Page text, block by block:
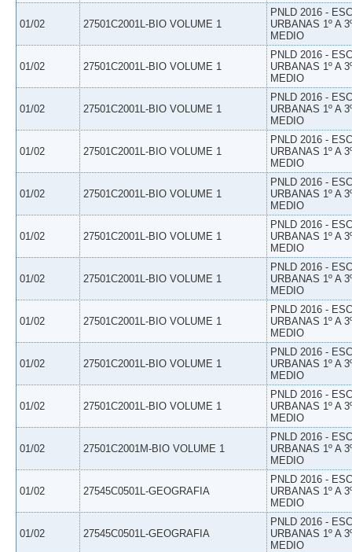
01/02 27501C2001L-BIO VOLUME 1
PNLD 2016 -
URBANAS 1º A
MEDIO
01/02 27501C2001L-BIO VOLUME 1
PNLD 2016 -
URBANAS 1º A
MEDIO
01/02 27501C2001L-BIO VOLUME 1
PNLD 2016 -
URBANAS 1º A
MEDIO
01/02 27501C2001L-BIO VOLUME 1
PNLD 2016 -
URBANAS 1º A
MEDIO
01/02 27501C2001L-BIO VOLUME 1
PNLD 2016 -
URBANAS 1º A
MEDIO
01/02 27501C2001L-BIO VOLUME 1
PNLD 2016 -
URBANAS 1º A
MEDIO
01/02 27501C2001L-BIO VOLUME 1
PNLD 2016 -
URBANAS 1º A
MEDIO
01/02 27501C2001L-BIO VOLUME 1
PNLD 2016 -
URBANAS 1º A
MEDIO
01/02 27501C2001L-BIO VOLUME 1
PNLD 2016 -
URBANAS 1º A
MEDIO
01/02 27501C2001L-BIO VOLUME 1
PNLD 2016 -
URBANAS 1º A
MEDIO
01/02 27501C2001M-BIO VOLUME 1
PNLD 2016 -
URBANAS 1º A
MEDIO
01/02 27545C0501L-GEOGRAFIA
PNLD 2016 -
URBANAS 1º A
MEDIO
01/02 27545C0501L-GEOGRAFIA
PNLD 2016 -
URBANAS 1º A
MEDIO